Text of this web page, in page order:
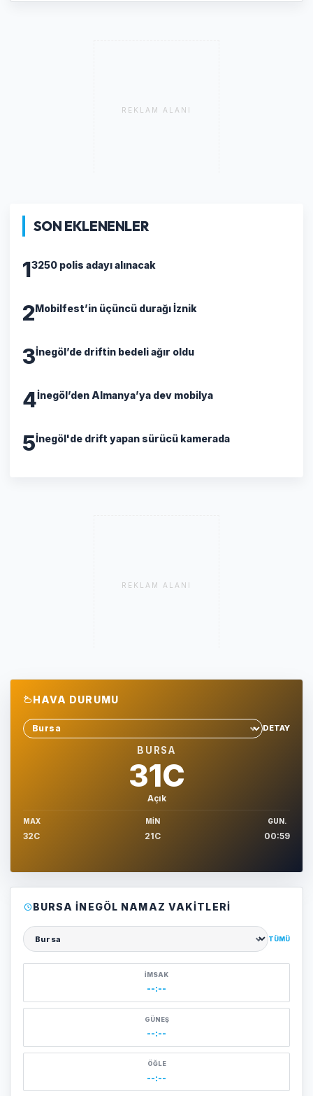
REKLAM ALANI
SON EKLENENLER
13250 polis adayı alınacak
2Mobilfest’in üçüncü durağı İznik
3İnegöl’de driftin bedeli ağır oldu
4İnegöl’den Almanya’ya dev mobilya
5İnegöl'de drift yapan sürücü kamerada
REKLAM ALANI
HAVA DURUMU
Sehir sec
DETAY
BURSA
31C
Açık
MAX
32C
MIN
21C
GUN.
00:59
BURSA İNEGÖL NAMAZ VAKITLERI
Şehir seçin
TÜMÜ
İMSAK
--:--
GÜNEŞ
--:--
ÖĞLE
--:--